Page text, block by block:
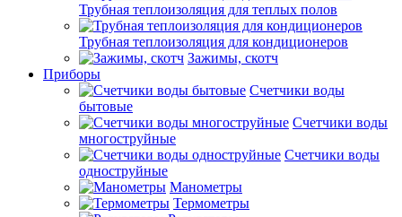
Трубная теплоизоляция для теплых полов
Трубная теплоизоляция для кондиционеров
Зажимы, скотч
Приборы
Счетчики воды
бытовые
Счетчики воды
многоструйные
Счетчики воды
одноструйные
Манометры
Термометры